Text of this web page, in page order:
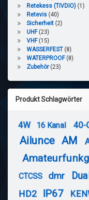
Retekess (TIVDIO) (1)
Retevis (40)
Sicherheit (2)
UHF (23)
VHF (15)
WASSERFEST (8)
WATERPROOF (8)
Zubehör (23)
Produkt Schlagwörter
4W 16 Kanal 40-
Ailunce AM
CTCSS dmr
HD2 IP67